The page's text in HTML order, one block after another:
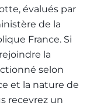
évalués par
de la
France. Si
la
selon
et la nature de
recevrez un